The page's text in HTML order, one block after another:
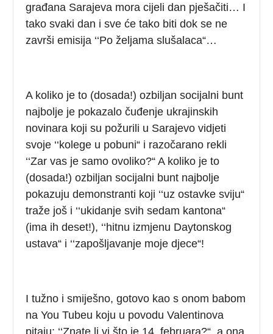
građana Sarajeva mora cijeli dan pješačiti… I
tako svaki dan i sve će tako biti dok se ne
završi emisija ‘‘Po željama slušalaca“…
A koliko je to (dosada!) ozbiljan socijalni bunt
najbolje je pokazalo čuđenje ukrajinskih
novinara koji su požurili u Sarajevo vidjeti
svoje ‘‘kolege u pobuni“ i razočarano rekli
‘‘Zar vas je samo ovoliko?“ A koliko je to
(dosada!) ozbiljan socijalni bunt najbolje
pokazuju demonstranti koji ‘‘uz ostavke sviju“
traže još i ‘‘ukidanje svih sedam kantona“
(ima ih deset!), ‘‘hitnu izmjenu Daytonskog
ustava“ i ‘‘zapošljavanje moje djece“!
I tužno i smiješno, gotovo kao s onom babom
na You Tubeu koju u povodu Valentinova
pitaju: ‘‘Znate li vi što je 14. februara?“, a ona